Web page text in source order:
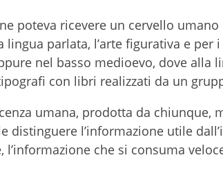
poteva ricevere un cervello umano
parlata, l’arte figurativa e per
nel basso medioevo, dove alla
con libri realizzati da un
umana, prodotta da chiunque,
l’informazione utile
che si consuma